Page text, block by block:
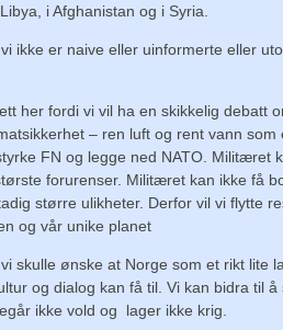
i Afghanistan og i Syria.
ikke er naive eller uinformerte eller
her fordi vi vil ha en skikkelig debatt
– ren luft og rent vann
FN og legge ned NATO. Militæret
forurenser. Militæret kan ikke få
større ulikheter. Derfor vil vi flytte
og vår unike planet
skulle ønske at Norge som et rikt lite
og dialog kan få til. Vi kan bidra til
ikke vold og lager ikke krig.